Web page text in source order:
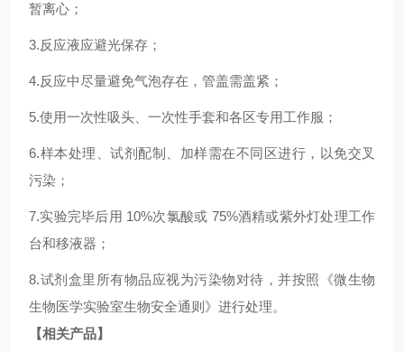
暂离心；
3.反应液应避光保存；
4.反应中尽量避免气泡存在，管盖需盖紧；
5.使用一次性吸头、一次性手套和各区专用工作服；
6.样本处理、试剂配制、加样需在不同区进行，以免交叉
污染；
7.实验完毕后用 10%次氯酸或 75%酒精或紫外灯处理工作
台和移液器；
8.试剂盒里所有物品应视为污染物对待，并按照《微生物
生物医学实验室生物安全通则》进行处理。
【相关产品】